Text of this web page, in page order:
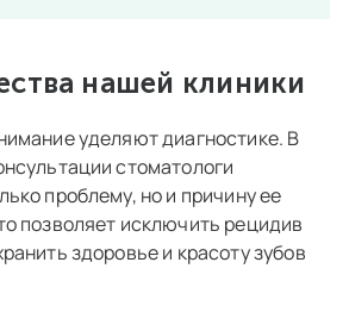
нашей клиники
уделяют диагностике. В
стоматологи
проблему, но и причину ее
позволяет исключить рецидив
здоровье и красоту зубов